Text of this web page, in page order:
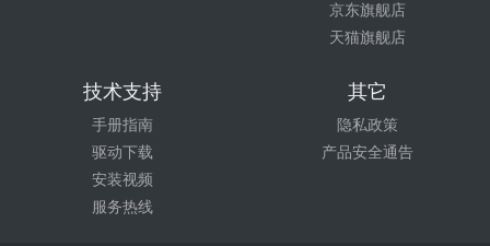
京东旗舰店
天猫旗舰店
技术支持
手册指南
驱动下载
安装视频
服务热线
其它
隐私政策
产品安全通告